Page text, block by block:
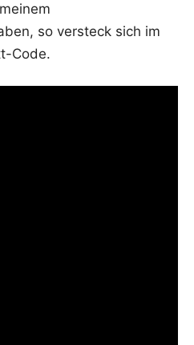
so ver­steck sich im
Code.